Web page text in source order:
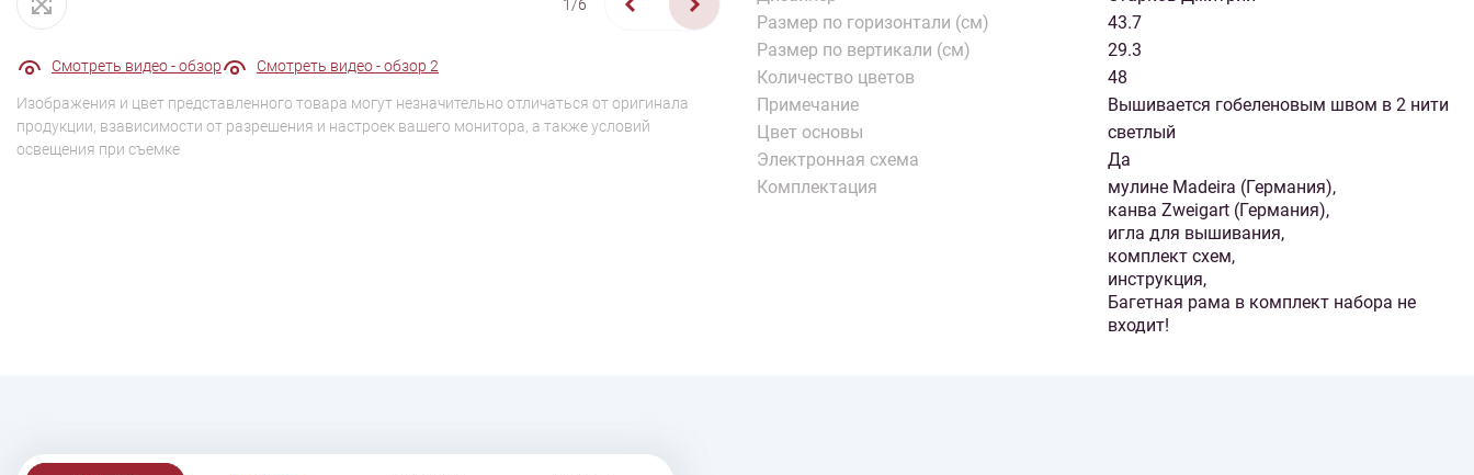
1/6
Смотреть видео - обзор Смотреть видео - обзор 2
Изображения и цвет представленного товара могут незначительно отличаться от оригинала
продукции, взависимости от разрешения и настроек вашего монитора, а также условий
освещения при съемке
Размер по горизонтали (см)
43.7
Размер по вертикали (см)
29.3
Количество цветов
48
Примечание
Вышивается гобеленовым швом в 2 нити
Цвет основы
светлый
Электронная схема
Да
Комплектация
мулине Madeira (Германия),
канва Zweigart (Германия),
игла для вышивания,
комплект схем,
инструкция,
Багетная рама в комплект набора не
входит!